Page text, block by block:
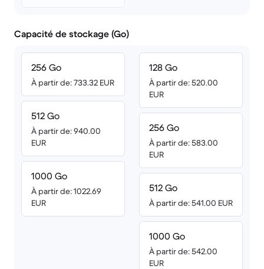
Capacité de stockage (Go)
256 Go
À partir de: 733.32 EUR
512 Go
À partir de: 940.00
EUR
1000 Go
À partir de: 1022.69
EUR
128 Go
À partir de: 520.00
EUR
256 Go
À partir de: 583.00
EUR
512 Go
À partir de: 541.00 EUR
1000 Go
À partir de: 542.00
EUR